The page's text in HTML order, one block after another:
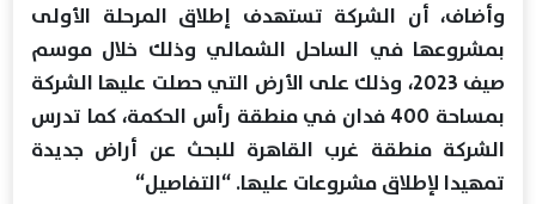
وأضاف، أن الشركة تستهدف إطلاق المرحلة الأولى
بمشروعها في الساحل الشمالي وذلك خلال موسم
صيف 2023، وذلك على الأرض التي حصلت عليها الشركة
بمساحة 400 فدان في منطقة رأس الحكمة، كما تدرس
الشركة منطقة غرب القاهرة للبحث عن أراض جديدة
تمهيدا لإطلاق مشروعات عليها. “التفاصيل“